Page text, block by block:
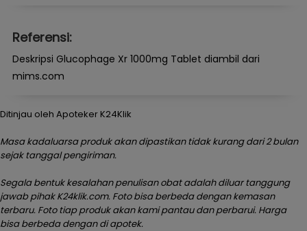
Referensi:
Deskripsi Glucophage Xr 1000mg Tablet diambil dari
mims.com
Ditinjau oleh Apoteker K24Klik
Masa kadaluarsa produk akan dipastikan tidak kurang dari 2 bulan
sejak tanggal pengiriman.
Segala bentuk kesalahan penulisan obat adalah diluar tanggung
jawab pihak K24klik.com. Foto bisa berbeda dengan kemasan
terbaru. Foto tiap produk akan kami pantau dan perbarui. Harga
bisa berbeda dengan di apotek.